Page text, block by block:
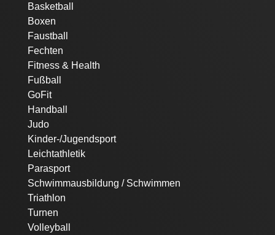
Navigation
überspringen
Basketball
Boxen
Faustball
Fechten
Fitness & Health
Fußball
GoFit
Handball
Judo
Kinder-/Jugendsport
Leichtathletik
Parasport
Schwimmausbildung / Schwimmen
Triathlon
Turnen
Volleyball